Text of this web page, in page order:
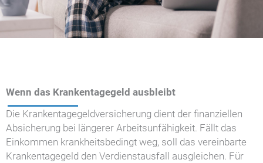
Wenn das Krankentagegeld ausbleibt
Die Krankentagegeldversicherung dient der finanziellen
Absicherung bei längerer Arbeitsunfähigkeit. Fällt das
Einkommen krankheitsbedingt weg, soll das vereinbarte
Krankentagegeld den Verdienstausfall ausgleichen. Für